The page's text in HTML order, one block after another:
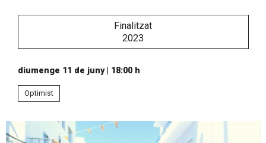
Finalitzat
2023
diumenge 11 de juny| 18:00 h
Optimist